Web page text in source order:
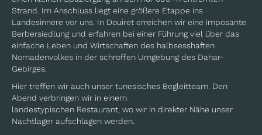
Strand. Im Anschluss liegt eine größere Etappe ins
Landesinnere vor uns. In Douiret erreichen wir eine imposante
Berbersiedlung und erfahren bei einer Führung viel über das
einfache Leben und Wirtschaften des halbsesshaften
Nomadenvolkes in der schroffen Umgebung des Dahar-
Gebirges.
Hier treffen wir auch unser tunesisches Begleitteam. Den
Abend verbringen wir in einem
landestypischen Restaurant, wo wir in direkter Nähe unser
Nachtlager aufschlagen werden.